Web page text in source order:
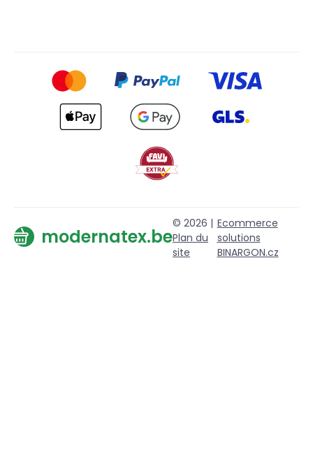
modernatex.be
© 2026 |
Plan du
site
Ecommerce
solutions
BINARGON.cz